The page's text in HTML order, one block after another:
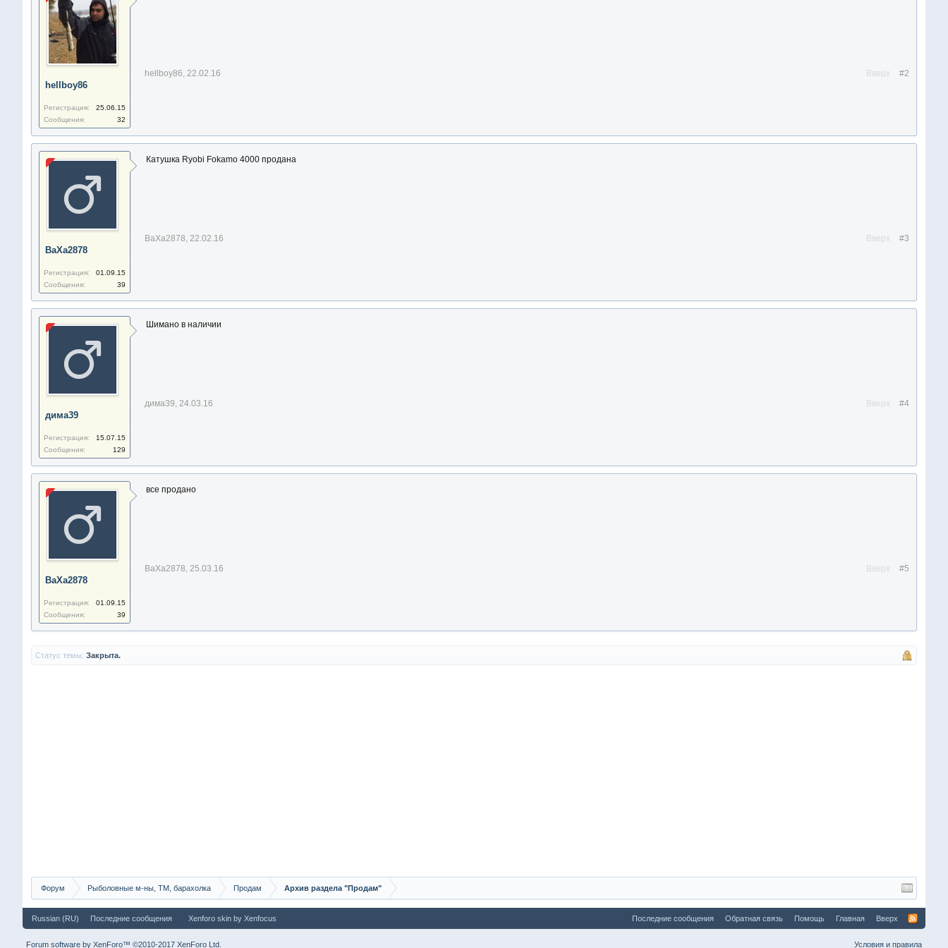
hellboy86
Регистрация:
25.06.15
Сообщения:
32
hellboy86, 22.02.16 #2
Вверх
ВаХа2878
Регистрация:
01.09.15
Сообщения:
39
Катушка Ryobi Fokamo 4000 продана
ВаХа2878, 22.02.16 #3
Вверх
дима39
Регистрация:
15.07.15
Сообщения:
129
Шимано в наличии
дима39, 24.03.16 #4
Вверх
ВаХа2878
Регистрация:
01.09.15
Сообщения:
39
все продано
ВаХа2878, 25.03.16 #5
Вверх
Статус темы: Закрыта.
Форум Рыболовные м-ны, ТМ, барахолка Продам Архив раздела "Продам"
Russian (RU) Последние сообщения Xenforo skinby Xenfocus Последние сообщения Обратная связь Помощь Главная Вверх
Условия и правила
Forum software by XenForo™ ©2010-2017 XenForo Ltd.